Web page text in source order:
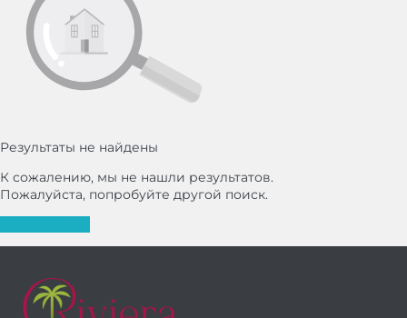
Результаты не найдены
К сожалению, мы не нашли результатов.
Пожалуйста, попробуйте другой поиск.